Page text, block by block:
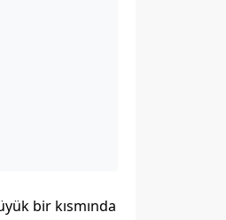
bir kısmında